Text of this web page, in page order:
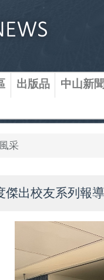
出版品 中山新
采
傑出校友系列報